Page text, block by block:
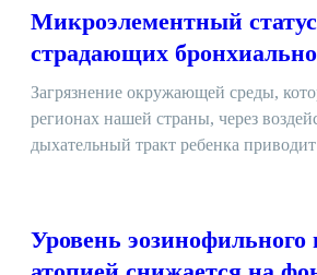
Микроэлементный
страдающих
Загрязнение окружающей среды,
регионах нашей страны, через
дыхательный тракт ребенка
Уровень эозинофильного